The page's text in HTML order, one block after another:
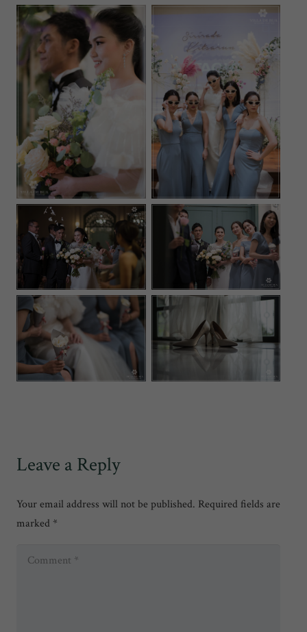
Leave a Reply
Your email address will not be published. Required fields are
marked *